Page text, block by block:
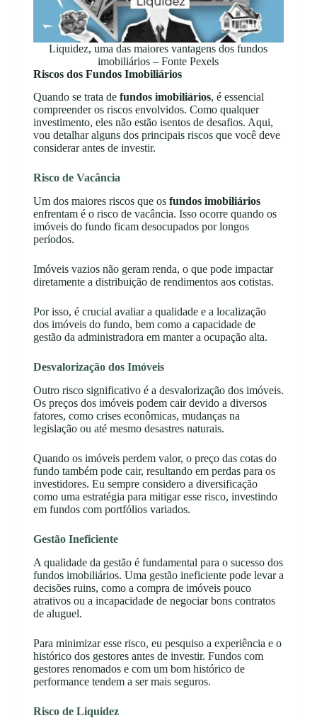
Liquidez, uma das maiores vantagens dos fundos
imobiliários – Fonte Pexels
Riscos dos Fundos Imobiliários
Quando se trata de fundos imobiliários, é essencial
compreender os riscos envolvidos. Como qualquer
investimento, eles não estão isentos de desafios. Aqui,
vou detalhar alguns dos principais riscos que você deve
considerar antes de investir.
Risco de Vacância
Um dos maiores riscos que os fundos imobiliários
enfrentam é o risco de vacância. Isso ocorre quando os
imóveis do fundo ficam desocupados por longos
períodos.
Imóveis vazios não geram renda, o que pode impactar
diretamente a distribuição de rendimentos aos cotistas.
Por isso, é crucial avaliar a qualidade e a localização
dos imóveis do fundo, bem como a capacidade de
gestão da administradora em manter a ocupação alta.
Desvalorização dos Imóveis
Outro risco significativo é a desvalorização dos imóveis.
Os preços dos imóveis podem cair devido a diversos
fatores, como crises econômicas, mudanças na
legislação ou até mesmo desastres naturais.
Quando os imóveis perdem valor, o preço das cotas do
fundo também pode cair, resultando em perdas para os
investidores. Eu sempre considero a diversificação
como uma estratégia para mitigar esse risco, investindo
em fundos com portfólios variados.
Gestão Ineficiente
A qualidade da gestão é fundamental para o sucesso dos
fundos imobiliários. Uma gestão ineficiente pode levar a
decisões ruins, como a compra de imóveis pouco
atrativos ou a incapacidade de negociar bons contratos
de aluguel.
Para minimizar esse risco, eu pesquiso a experiência e o
histórico dos gestores antes de investir. Fundos com
gestores renomados e com um bom histórico de
performance tendem a ser mais seguros.
Risco de Liquidez